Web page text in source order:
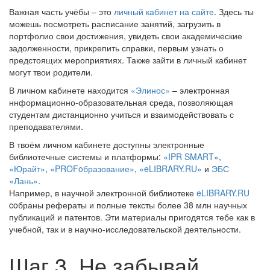
Важная часть учёбы – это личный кабинет на сайте. Здесь ты
можешь посмотреть расписание занятий, загрузить в
портфолио свои достижения, увидеть свои академические
задолженности, прикрепить справки, первым узнать о
предстоящих мероприятиях. Также зайти в личный кабинет
могут твои родители.
В личном кабинете находится «Элинос» – электронная
ннформационно-образовательная среда, позволяющая
студентам дистанционно учиться и взаимодействовать с
преподавателями.
В твоём личном кабинете доступны электронные
библиотечные системы и платформы: «IPR SMART»,
«Юрайт», «PROFoбразование», «eLIBRARY.RU» и ЭБС
«Лань».
Например, в научной электронной библиотеке eLIBRARY.RU
coбраны рефераты и полные тексты более 38 млн научных
публикаций и патентов. Эти материалы пригодятся тебе как в
учебной, так и в научно-исследовательской деятельности.